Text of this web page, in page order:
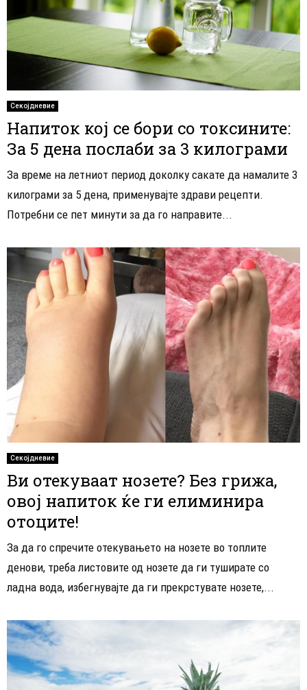
Секојдневие
Напиток кој се бори со токсините:
За 5 дена послаби за 3 килограми
За време на летниот период доколку сакате да намалите 3
килограми за 5 дена, применувајте здрави рецепти.
Потребни се пет минути за да го направите...
Секојдневие
Ви отекуваат нозете? Без грижа,
овој напиток ќе ги елиминира
отоците!
За да го спречите отекувањето на нозете во топлите
денови, треба листовите од нозете да ги туширате со
ладна вода, избегнувајте да ги прекрстувате нозете,...